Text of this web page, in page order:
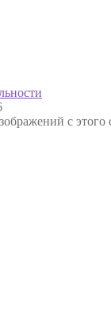
с этого